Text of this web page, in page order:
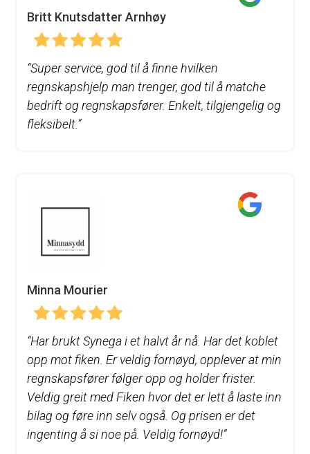
Britt Knutsdatter Arnhøy
“Super service, god til å finne hvilken
regnskapshjelp man trenger, god til å matche
bedrift og regnskapsfører. Enkelt, tilgjengelig og
fleksibelt.”
Minna Mourier
“Har brukt Synega i et halvt år nå. Har det koblet
opp mot fiken. Er veldig fornøyd, opplever at min
regnskapsfører følger opp og holder frister.
Veldig greit med Fiken hvor det er lett å laste inn
bilag og føre inn selv også. Og prisen er det
ingenting å si noe på. Veldig fornøyd!”